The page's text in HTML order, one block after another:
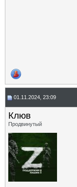
01.11.2024, 23:09
Клюв
Продвинутый